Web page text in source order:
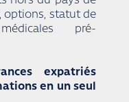
options, statut de
pré-
expatriés
en un seul